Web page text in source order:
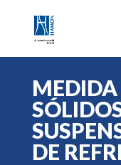
MEDIDA
DE